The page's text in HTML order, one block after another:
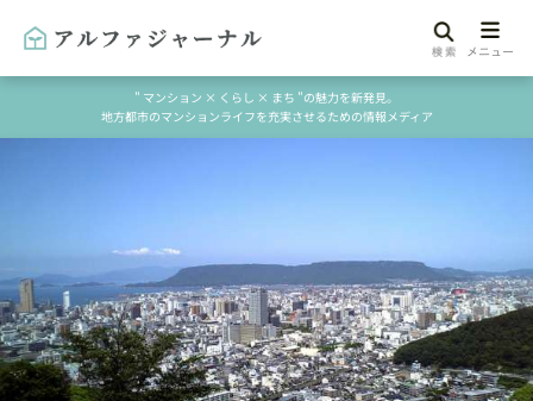
" マンション × くらし × まち "の魅力を新発見。
地方都市のマンションライフを充実させるための情報メディア